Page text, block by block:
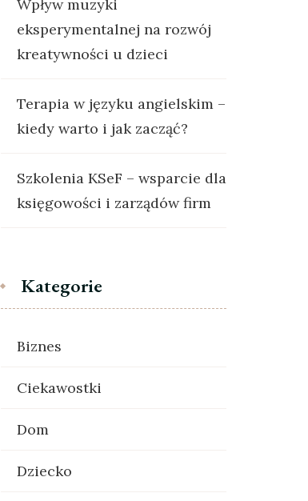
Wpływ muzyki
eksperymentalnej na rozwój
kreatywności u dzieci
Terapia w języku angielskim –
kiedy warto i jak zacząć?
Szkolenia KSeF – wsparcie dla
księgowości i zarządów firm
Kategorie
Biznes
Ciekawostki
Dom
Dziecko